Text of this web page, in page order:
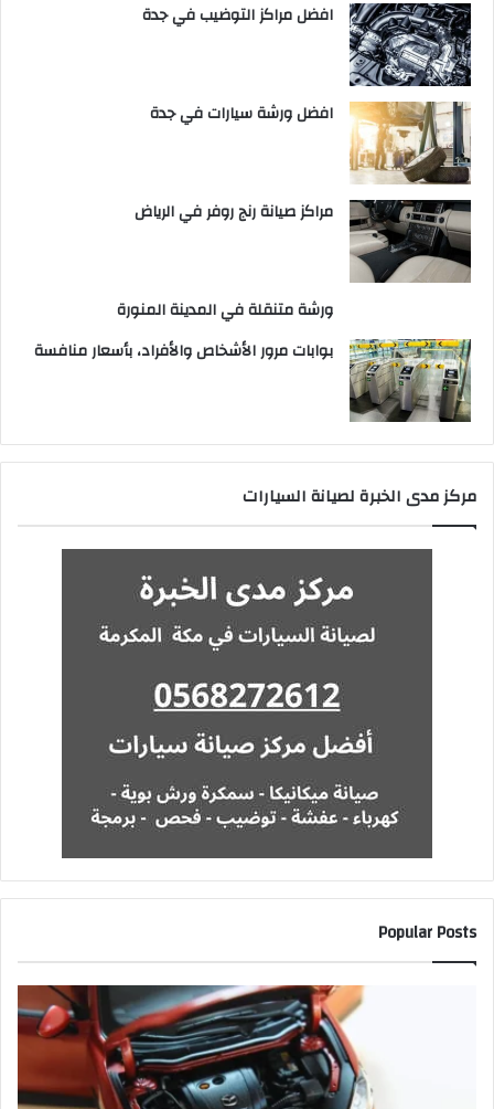
افضل مراكز التوضيب في جدة
افضل ورشة سيارات في جدة
مراكز صيانة رنج روفر في الرياض
ورشة متنقلة في المدينة المنورة
بوابات مرور الأشخاص والأفراد، بأسعار منافسة
مركز مدى الخبرة لصيانة السيارات
Popular Posts